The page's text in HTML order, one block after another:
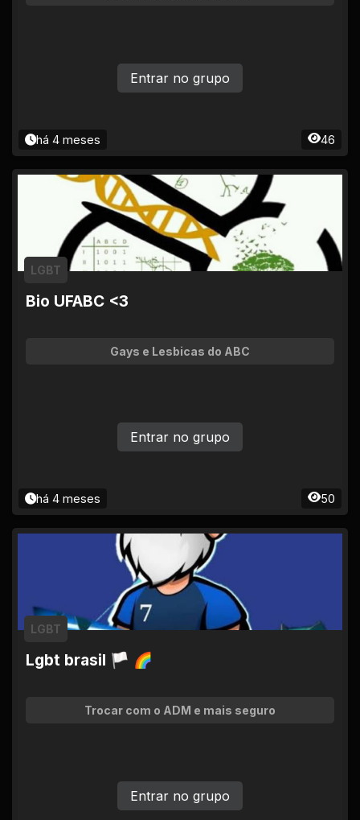
há 4 meses 46
Entrar no grupo
Bio UFABC <3
LGBT
Gays e Lesbicas do ABC
há 4 meses 50
Entrar no grupo
Lgbt brasil 🏳 🌈
LGBT
Trocar com o ADM e mais seguro
Entrar no grupo